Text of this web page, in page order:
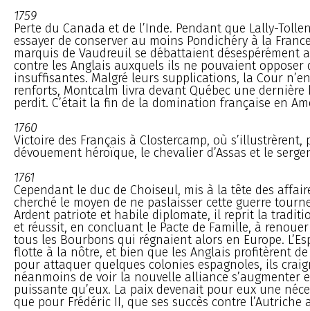
1759
Perte du Canada et de l’Inde. Pendant que Lally-
essayer de conserver au moins Pondichéry à la
marquis de Vaudreuil se débattaient désespérément
contre les Anglais auxquels ils ne pouvaient opposer
insuffisantes. Malgré leurs supplications, la Cour
renforts, Montcalm livra devant Québec une dernière
perdit. C’était la fin de la domination française en
1760
Victoire des Français à Clostercamp, où s’illustrèrent,
dévouement héroïque, le chevalier d’Assas et le
1761
Cependant le duc de Choiseul, mis à la tête des
cherché le moyen de ne paslaisser cette guerre
Ardent patriote et habile diplomate, il reprit la
et réussit, en concluant le Pacte de Famille, à
tous les Bourbons qui régnaient alors en Europe.
flotte à la nôtre, et bien que les Anglais profitèrent
pour attaquer quelques colonies espagnoles, ils
néanmoins de voir la nouvelle alliance s’augmenter
puissante qu’eux. La paix devenait pour eux une
que pour Frédéric II, que ses succès contre